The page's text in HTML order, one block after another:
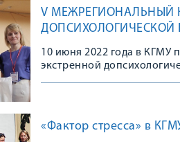
V МЕЖРЕГИОНАЛЬНЫЙ
ДОПСИХОЛОГИЧЕСКОЙ
10 июня 2022 года в КГМУ
экстренной
«Фактор стресса» в